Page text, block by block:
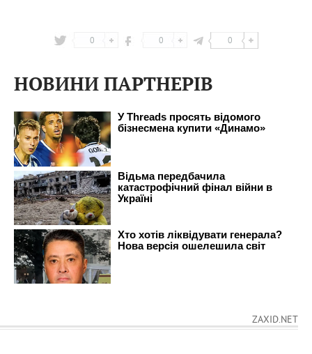
0 0 0
НОВИНИ ПАРТНЕРІВ
ZAXID.NET